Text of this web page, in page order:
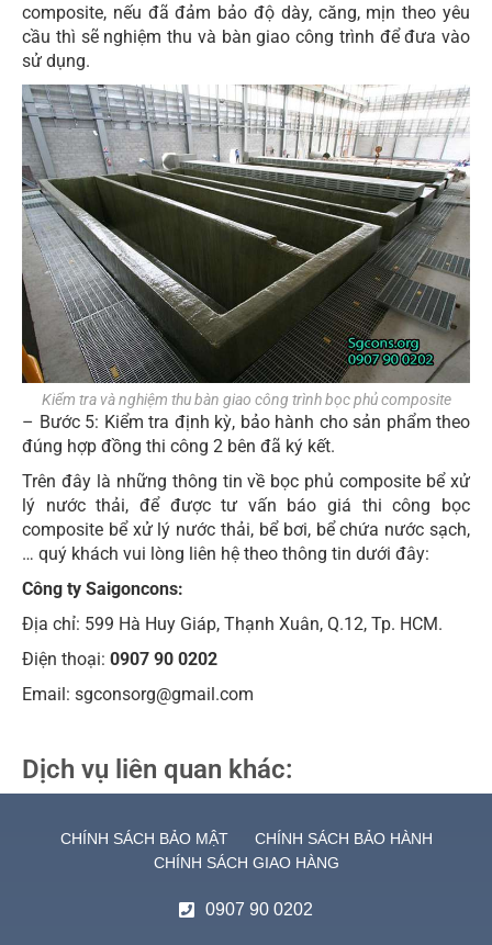
composite, nếu đã đảm bảo độ dày, căng, mịn theo yêu
cầu thì sẽ nghiệm thu và bàn giao công trình để đưa vào
sử dụng.
Kiểm tra và nghiệm thu bàn giao công trình bọc phủ composite
– Bước 5: Kiểm tra định kỳ, bảo hành cho sản phẩm theo
đúng hợp đồng thi công 2 bên đã ký kết.
Trên đây là những thông tin về bọc phủ composite bể xử
lý nước thải, để được tư vấn báo giá thi công bọc
composite bể xử lý nước thải, bể bơi, bể chứa nước sạch,
… quý khách vui lòng liên hệ theo thông tin dưới đây:
Công ty Saigoncons:
Địa chỉ: 599 Hà Huy Giáp, Thạnh Xuân, Q.12, Tp. HCM.
Điện thoại: 0907 90 0202
Email: sgconsorg@gmail.com
Dịch vụ liên quan khác:
CHÍNH SÁCH BẢO MẬT
CHÍNH SÁCH BẢO HÀNH
CHÍNH SÁCH GIAO HÀNG
0907 90 0202